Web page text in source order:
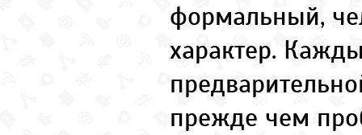
формальный,
характер.
прежде чем